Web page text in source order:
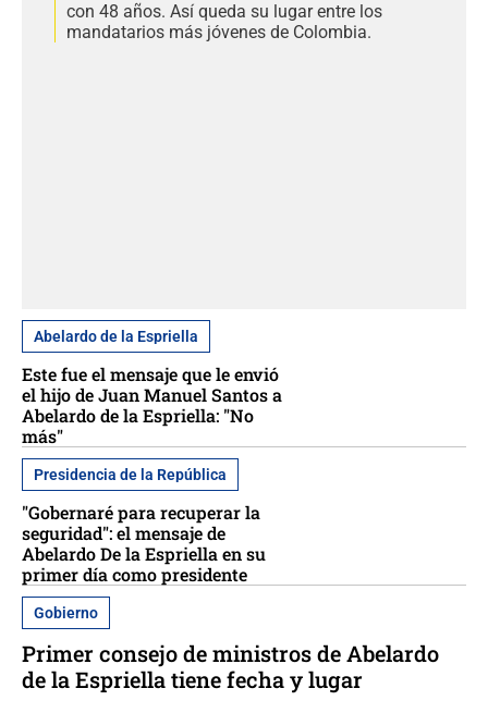
con 48 años. Así queda su lugar entre los
mandatarios más jóvenes de Colombia.
Abelardo de la Espriella
Este fue el mensaje que le envió
el hijo de Juan Manuel Santos a
Abelardo de la Espriella: "No
más"
Presidencia de la República
"Gobernaré para recuperar la
seguridad": el mensaje de
Abelardo De la Espriella en su
primer día como presidente
Gobierno
Primer consejo de ministros de Abelardo
de la Espriella tiene fecha y lugar